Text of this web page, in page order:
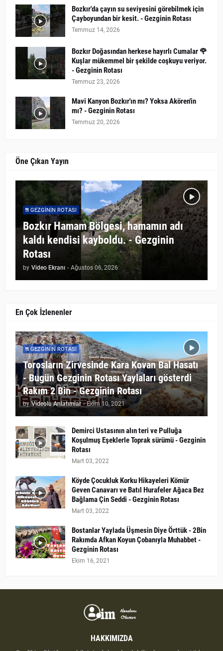
Bozkır'da çayın su seviyesini görebilmek için
Çayboyundan bir kesit. - Gezginin Rotası
Temmuz 14, 2026
Bozkır Doğasından herkese hayırlı Cumalar 🌹
Kuşlar mükemmel bir şekilde coşkuyu veriyor.
- Gezginin Rotası
Temmuz 23, 2026
Mavi Kanyon Bozkır'ın mı? Yoksa Akören'in
mı? - Gezginin Rotası
Temmuz 20, 2026
Öne Çıkan Yayın
GEZGININ ROTASI
Bozkır Hamam Bölgesi, hamamın adı
kaldı kendisi kayboldu. - Gezginin
Rotası
by Video Ekranı - Ağustos 06, 2026
En Çok İzlenenler
GEZGININ ROTASI
Torosların Zirvesinde Kara Kovan Bal Hasatı
- Bugün Gezginin Rotası Yaylaları gösterdi
Rakım 2 Bin - Gezginin Rotası
by Videolu Anlatımlar - Ekim 10, 2021
Demirci Ustasının alın teri ve Pulluğa
Koşulmuş Eşeklerle Toprak sürümü - Gezginin
Rotası
Mart 03, 2022
Köyde Çocukluk Korku Hikayeleri Kömür
Geven Canavarı ve Batıl Hurafeler Ağaca Bez
Bağlama Çin Seddi - Gezginin Rotası
Mart 03, 2022
Bostanlar Yaylada Üşmesin Diye Örttük - 2Bin
Rakımda Afkan Koyun Çobanıyla Muhabbet -
Gezginin Rotası
Ekim 16, 2021
HAKKIMIZDA